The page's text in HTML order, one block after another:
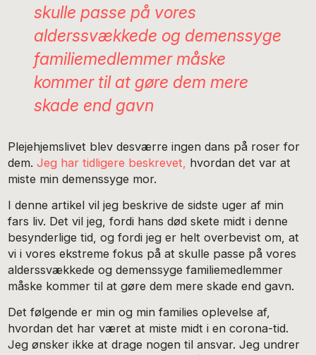
skulle passe på vores
alderssvækkede og demenssyge
familiemedlemmer måske
kommer til at gøre dem mere
skade end gavn
Plejehjemslivet blev desværre ingen dans på roser for
dem.Jeg har tidligere beskrevet, hvordan det var at
miste min demenssyge mor.
I denne artikel vil jeg beskrive de sidste uger af min
fars liv. Det vil jeg, fordi hans død skete midt i denne
besynderlige tid, og fordi jeg er helt overbevist om, at
vi i vores ekstreme fokus på at skulle passe på vores
alderssvækkede og demenssyge familiemedlemmer
måske kommer til at gøre dem mere skade end gavn.
Det følgende er min og min families oplevelse af,
hvordan det har været at miste midt i en corona-tid.
Jeg ønsker ikke at drage nogen til ansvar. Jeg undrer